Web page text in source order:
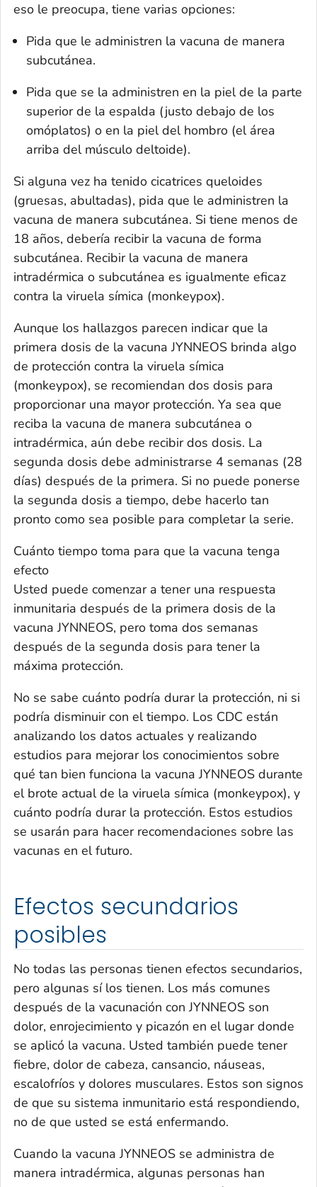
eso le preocupa, tiene varias opciones:
Pida que le administren la vacuna de manera
subcutánea.
Pida que se la administren en la piel de la parte
superior de la espalda (justo debajo de los
omóplatos) o en la piel del hombro (el área
arriba del músculo deltoide).
Si alguna vez ha tenido cicatrices queloides
(gruesas, abultadas), pida que le administren la
vacuna de manera subcutánea. Si tiene menos de
18 años, debería recibir la vacuna de forma
subcutánea. Recibir la vacuna de manera
intradérmica o subcutánea es igualmente eficaz
contra la viruela símica (monkeypox).
Aunque los hallazgos parecen indicar que la
primera dosis de la vacuna JYNNEOS brinda algo
de protección contra la viruela símica
(monkeypox), se recomiendan dos dosis para
proporcionar una mayor protección. Ya sea que
reciba la vacuna de manera subcutánea o
intradérmica, aún debe recibir dos dosis. La
segunda dosis debe administrarse 4 semanas (28
días) después de la primera. Si no puede ponerse
la segunda dosis a tiempo, debe hacerlo tan
pronto como sea posible para completar la serie.
Cuánto tiempo toma para que la vacuna tenga
efecto
Usted puede comenzar a tener una respuesta
inmunitaria después de la primera dosis de la
vacuna JYNNEOS, pero toma dos semanas
después de la segunda dosis para tener la
máxima protección.
No se sabe cuánto podría durar la protección, ni si
podría disminuir con el tiempo. Los CDC están
analizando los datos actuales y realizando
estudios para mejorar los conocimientos sobre
qué tan bien funciona la vacuna JYNNEOS durante
el brote actual de la viruela símica (monkeypox), y
cuánto podría durar la protección. Estos estudios
se usarán para hacer recomendaciones sobre las
vacunas en el futuro.
Efectos secundarios
posibles
No todas las personas tienen efectos secundarios,
pero algunas sí los tienen. Los más comunes
después de la vacunación con JYNNEOS son
dolor, enrojecimiento y picazón en el lugar donde
se aplicó la vacuna. Usted también puede tener
fiebre, dolor de cabeza, cansancio, náuseas,
escalofríos y dolores musculares. Estos son signos
de que su sistema inmunitario está respondiendo,
no de que usted se está enfermando.
Cuando la vacuna JYNNEOS se administra de
manera intradérmica, algunas personas han